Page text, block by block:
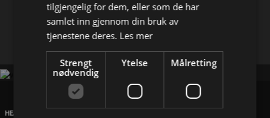
Facebook X
HEAD OFFICE
tilgjengelig for dem, eller som de har
samlet inn gjennom din bruk av
tjenestene deres. Les mer
Strengt
nødvendig
Ytelse Målretting